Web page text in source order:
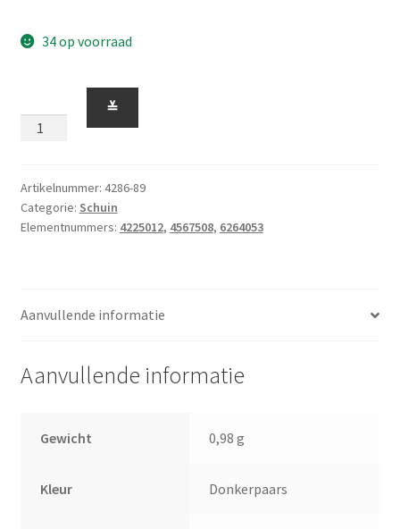
34 op voorraad
33
x
1
Donkerpaars
≚
Artikelnummer: 4286-89
Categorie: Schuin
Elementnummers: 4225012, 4567508, 6264053
Aanvullende informatie
Aanvullende informatie
Gewicht 0,98 g
Kleur Donkerpaars